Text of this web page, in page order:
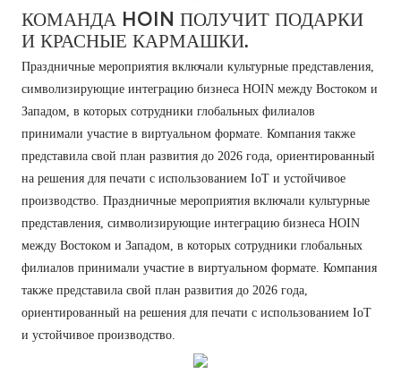
КОМАНДА HOIN ПОЛУЧИТ ПОДАРКИ
И КРАСНЫЕ КАРМАШКИ.
Праздничные мероприятия включали культурные представления,
символизирующие интеграцию бизнеса HOIN между Востоком и
Западом, в которых сотрудники глобальных филиалов
принимали участие в виртуальном формате. Компания также
представила свой план развития до 2026 года, ориентированный
на решения для печати с использованием IoT и устойчивое
производство. Праздничные мероприятия включали культурные
представления, символизирующие интеграцию бизнеса HOIN
между Востоком и Западом, в которых сотрудники глобальных
филиалов принимали участие в виртуальном формате. Компания
также представила свой план развития до 2026 года,
ориентированный на решения для печати с использованием IoT
и устойчивое производство.